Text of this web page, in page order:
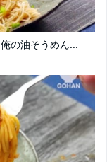
の油そうめん...